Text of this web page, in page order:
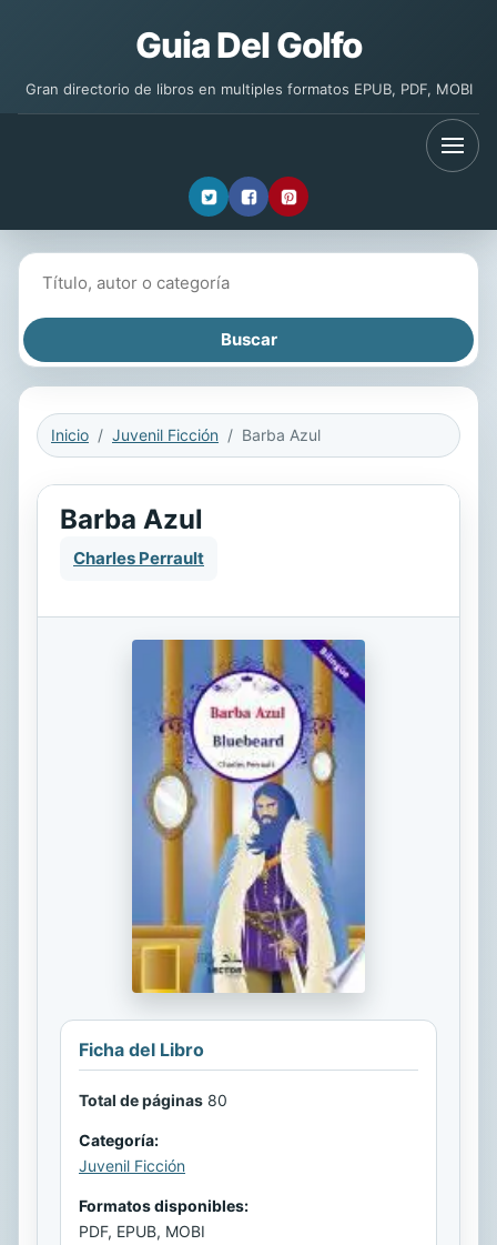
Guia Del Golfo
Gran directorio de libros en multiples formatos EPUB, PDF, MOBI
Inicio Juvenil Ficción Barba Azul
Barba Azul
Charles Perrault
Ficha del Libro
Total de páginas 80
Categoría:
Juvenil Ficción
Formatos disponibles:
PDF, EPUB, MOBI